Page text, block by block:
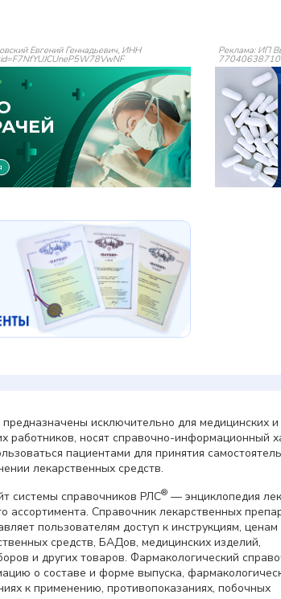
Евгений Геннадьевич, ИНН Реклама: ИП
исключительно для медицинских и
работников, носят справочно-информационный
пациентами для принятия
лекарственных средств.
системы справочников РЛС® — энциклопедия
ассортимента. Справочник лекарственных
пользователям доступ к инструкциям, ценам
средств, БАДов, медицинских изделий,
и других товаров. Фармакологический
о составе и форме выпуска,
к применению, противопоказаниях, побочных